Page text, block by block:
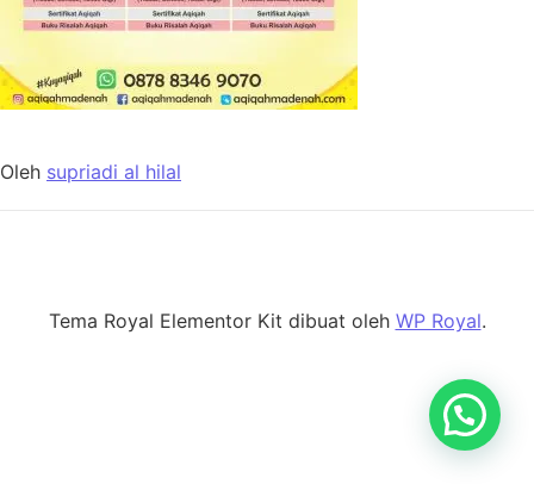
Oleh supriadi al hilal
Tema Royal Elementor Kit dibuat oleh WP Royal.